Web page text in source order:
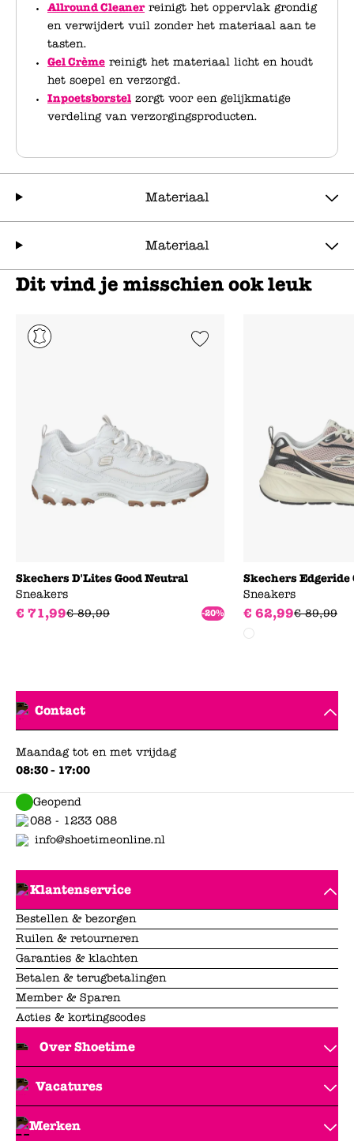
Allround Cleanerreinigt het oppervlak grondig
en verwijdert vuil zonder het materiaal aan te
tasten.
Gel Crème reinigt het materiaal licht en houdt
het soepel en verzorgd.
Inpoetsborstel zorgt voor een gelijkmatige
verdeling van verzorgingsproducten.
Materiaal
Materiaal
Dit vind je misschien ook leuk
Add to Wishlist
Skechers D'Lites Good Neutral
Sneakers
€ 71,99€ 89,99 -20%
Skechers Edgeride
Sneakers
€ 62,99€ 89,99
Contact
Maandag tot en met vrijdag
08:30 - 17:00
Geopend
088 - 1233 088
info@shoetimeonline.nl
Klantenservice
Bestellen & bezorgen
Ruilen & retourneren
Garanties & klachten
Betalen & terugbetalingen
Member & Sparen
Acties & kortingscodes
Over Shoetime
Vacatures
Merken